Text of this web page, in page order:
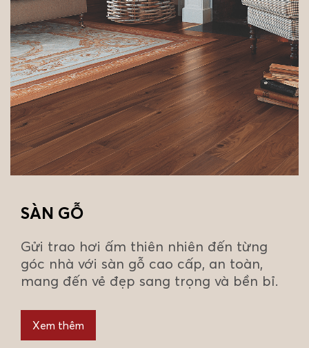
SÀN GỖ
Gửi trao hơi ấm thiên nhiên đến từng
góc nhà với sàn gỗ cao cấp, an toàn,
mang đến vẻ đẹp sang trọng và bền bỉ.
Xem thêm